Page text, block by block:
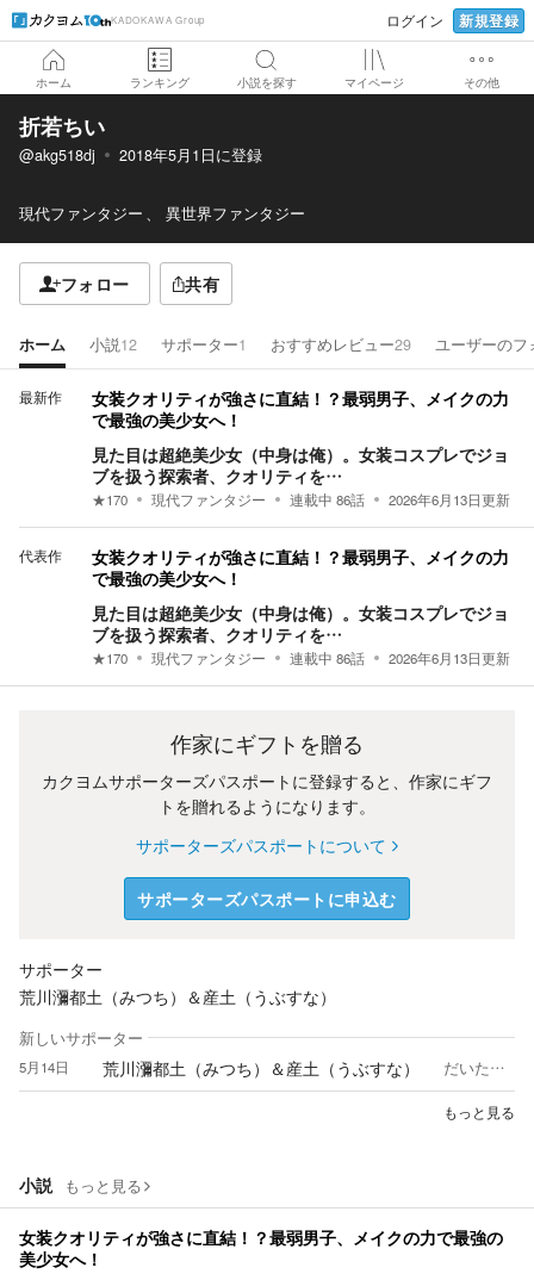
KADOKAWA Group ログイン 新規登録
ホーム ランキング 小説を探す マイページ その他
折若ちい
@akg518dj 2018年5月1日に登録
現代ファンタジー 異世界ファンタジー
フォロー 共有
ホーム 小説12 サポーター1 おすすめレビュー29 ユーザーのフ
最新作
女装クオリティが強さに直結！？最弱男子、メイクの力
で最強の美少女へ！
見た目は超絶美少女（中身は俺）。女装コスプレでジョ
ブを扱う探索者、クオリティを…
★170 現代ファンタジー 連載中 86話 2026年6月13日更新
代表作
女装クオリティが強さに直結！？最弱男子、メイクの力
で最強の美少女へ！
見た目は超絶美少女（中身は俺）。女装コスプレでジョ
ブを扱う探索者、クオリティを…
★170 現代ファンタジー 連載中 86話 2026年6月13日更新
作家にギフトを贈る
カクヨムサポーターズパスポートに登録すると、作家にギフ
トを贈れるようになります。
サポーターズパスポートについて
サポーターズパスポートに申込む
サポーター
荒川瀰都土（みつち）＆産土（うぶすな）
新しいサポーター
5月14日 荒川瀰都土（みつち）＆産土（うぶすな） だいたい最終話まで書いてから連載を始める。ほとんどの作品にエロや微エロが入る。初連載を始めて5日でセクシャルを理由に公開停止された。これってランキング的には史上何番目の速さなんだ？（初日停止も割といそう）電子の大洋で自由の境界を攻め立てる。今日も神さまと二人（神）三脚で頑張るゾイ♪ ※荒川瀰都土（みつち）＆産土（うぶすな）はここで展示している作品や近況ノートのコメント欄で皆さまがご著作を紹介してくださることを歓迎しております。 ※またレビューを書かれる際も、「できれば」ご自身の作品との比較の観点からも書き添えてくださるようにお願いしています。拙作を読み終えた方が、次にそちらを読みたくなるようなレビューにしていただければ大変嬉しく思います。
もっと見る
小説 もっと見る
女装クオリティが強さに直結！？最弱男子、メイクの力で最強の
美少女へ！